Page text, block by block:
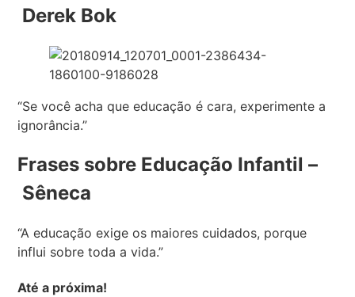
Derek Bok
“Se você acha que educação é cara, experimente a
ignorância.”
Frases sobre Educação Infantil –
Sêneca
“A educação exige os maiores cuidados, porque
influi sobre toda a vida.”
Até a próxima!